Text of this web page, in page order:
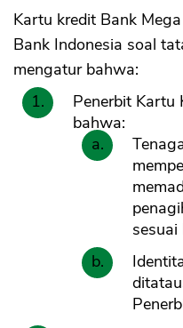
Kartu kredit Bank
Bank Indonesia soal
mengatur bahwa:
Penerbit Kartu
bahwa: